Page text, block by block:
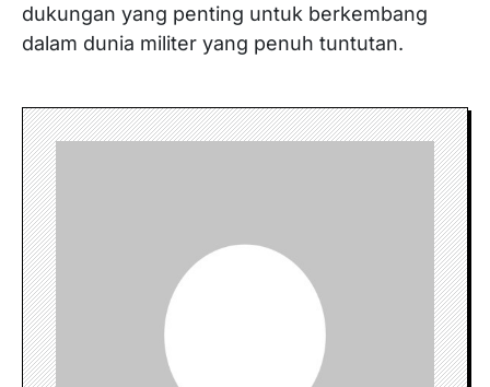
dukungan yang penting untuk berkembang
dalam dunia militer yang penuh tuntutan.